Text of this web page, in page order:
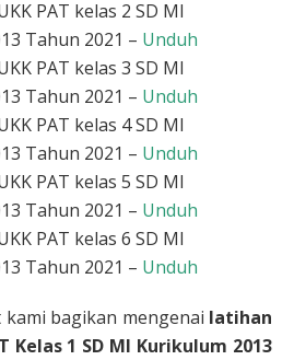
PAT kelas 2 SD MI
Tahun 2021 – Unduh
PAT kelas 3 SD MI
Tahun 2021 – Unduh
PAT kelas 4 SD MI
Tahun 2021 – Unduh
PAT kelas 5 SD MI
Tahun 2021 – Unduh
PAT kelas 6 SD MI
Tahun 2021 – Unduh
bagikan mengenai latihan
Kelas 1 SD MI Kurikulum 2013